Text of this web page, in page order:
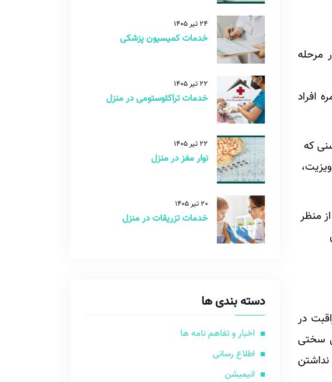
مرحله
افراد
که
منظر
در
سختی
24 تیر 1405
خدمات کمیسیون پزشکی
22 تیر 1405
خدمات تراکئوستومی در منزل
22 تیر 1405
نوار مغز در منزل
20 تیر 1405
خدمات تزریقات در منزل
دسته بندی ها
اخبار و تفاهم نامه ها
اطلاع رسانی
انیمیشن